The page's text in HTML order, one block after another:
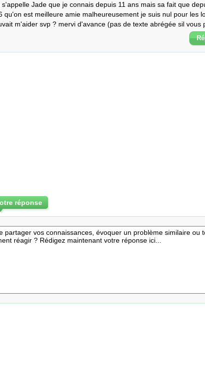
s'appelle Jade que je connais depuis 11 ans mais sa fait que
qu'on est meilleure amie malheureusement je suis nul pour les
m'aider svp ? mervi d'avance (pas de texte abrégée sil vous
réponse